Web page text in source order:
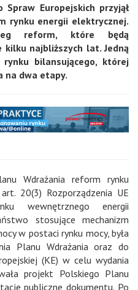
Europejskich przyjął
rynku energii elektrycznej.
reform, które będą
najbliższych lat. Jedną
bilansującego, której
na dwa etapy.
Wdrażania reform rynku
20(3) Rozporządzenia UE
wewnętrznego energii
stosujące mechanizm
w postaci rynku mocy, była
Planu Wdrażania oraz do
(KE) w celu wydania
projekt Polskiego Planu
publiczne dokumentu. Po